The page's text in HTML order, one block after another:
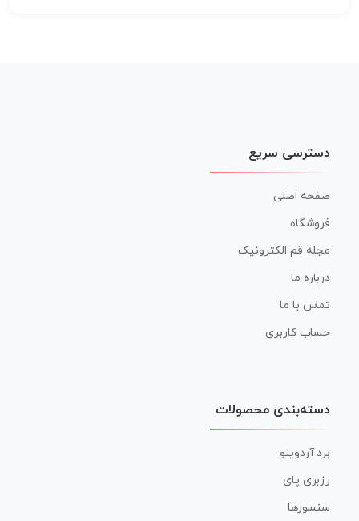
دسترسی سریع
صفحه اصلی
فروشگاه
مجله قم الکترونیک
درباره ما
تماس با ما
حساب کاربری
دسته‌بندی محصولات
برد آردوینو
رزبری پای
سنسورها